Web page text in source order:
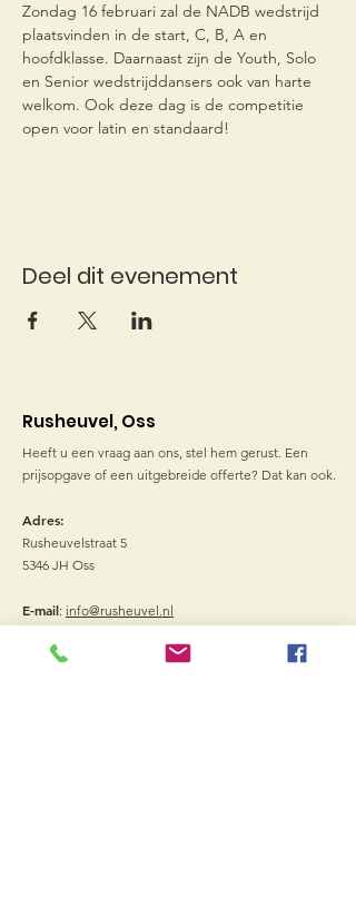
Zondag 16 februari zal de NADB wedstrijd
plaatsvinden in de start, C, B, A en
hoofdklasse. Daarnaast zijn de Youth, Solo
en Senior wedstrijddansers ook van harte
welkom. Ook deze dag is de competitie
open voor latin en standaard!
Deel dit evenement
Rusheuvel, Oss
Heeft u een vraag aan ons, stel hem gerust. Een
prijsopgave of een uitgebreide offerte? Dat kan ook.
Adres:
Rusheuvelstraat 5
5346 JH Oss
E-mail: info@rusheuvel.nl
Bank:NL59 RABO 0117 7890 03